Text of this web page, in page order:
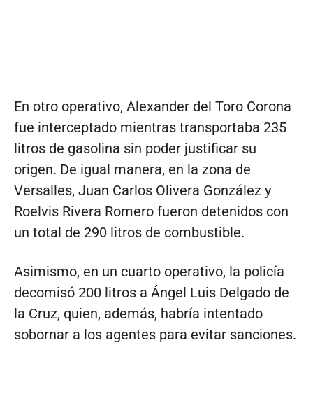
En otro operativo, Alexander del Toro Corona
fue interceptado mientras transportaba 235
litros de gasolina sin poder justificar su
origen. De igual manera, en la zona de
Versalles, Juan Carlos Olivera González y
Roelvis Rivera Romero fueron detenidos con
un total de 290 litros de combustible.
Asimismo, en un cuarto operativo, la policía
decomisó 200 litros a Ángel Luis Delgado de
la Cruz, quien, además, habría intentado
sobornar a los agentes para evitar sanciones.